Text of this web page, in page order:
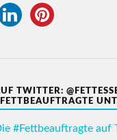
TWITTER:
#Fettbeauftragte auf